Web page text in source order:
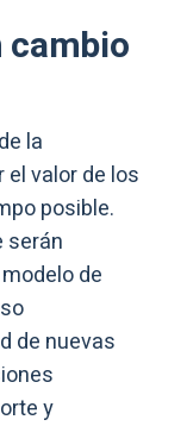
cambio
la
el valor de los
posible.
serán
de
de nuevas
y